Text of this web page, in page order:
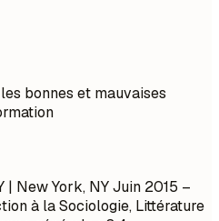
bonnes et mauvaises
| New York, NYJuin 2015 –
à la Sociologie, Littérature